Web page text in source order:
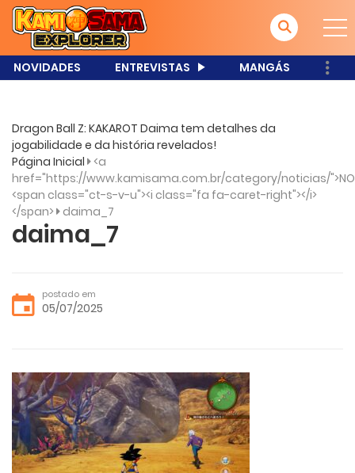
NOVIDADES ENTREVISTAS MANGÁS
Dragon Ball Z: KAKAROT Daima tem detalhes da
jogabilidade e da história revelados!
Página Inicial <a
href="https://www.kamisama.com.br/category/noticias/
<span class="ct-s-v-u"><i class="fa fa-caret-right"></i>
</span> daima_7
daima_7
postado em
05/07/2025